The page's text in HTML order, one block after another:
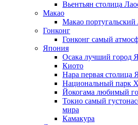
Вьентьян столица
Макао
Макао португальский
Гонконг
Гонконг самый
Япония
Осака лучший город
Киото
Нара первая столица
Национальный парк
Йокогама любимый
Токио самый
мира
Камакура